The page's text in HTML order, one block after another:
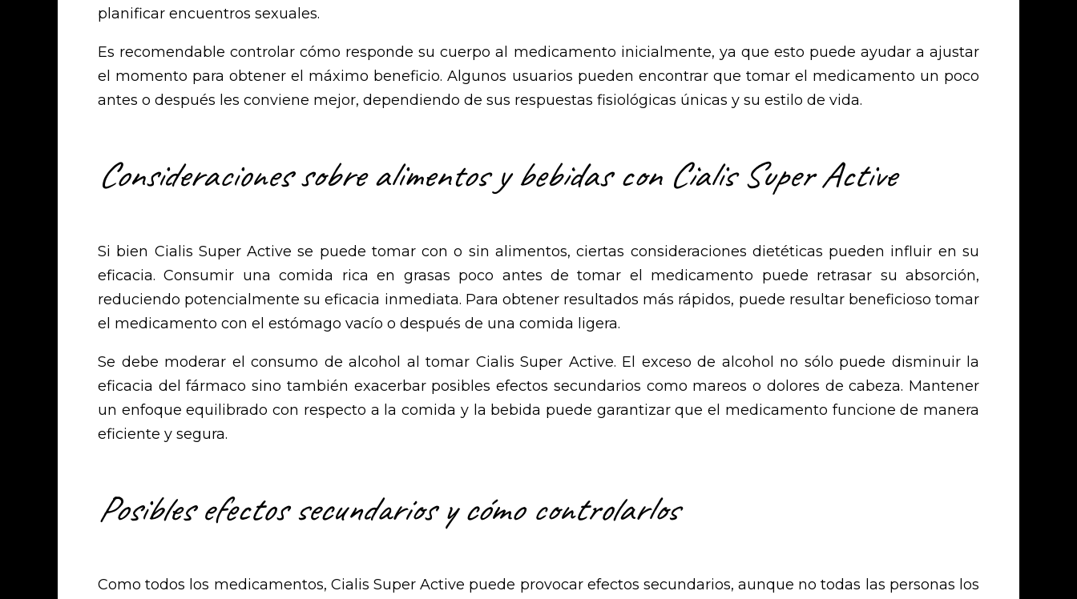
planificar encuentros sexuales.
Es recomendable controlar cómo responde su cuerpo al medicamento inicialmente, ya que esto puede ayudar a ajustar
el momento para obtener el máximo beneficio. Algunos usuarios pueden encontrar que tomar el medicamento un poco
antes o después les conviene mejor, dependiendo de sus respuestas fisiológicas únicas y su estilo de vida.
Consideraciones sobre alimentos y bebidas con Cialis Super Active
Si bien Cialis Super Active se puede tomar con o sin alimentos, ciertas consideraciones dietéticas pueden influir en su
eficacia. Consumir una comida rica en grasas poco antes de tomar el medicamento puede retrasar su absorción,
reduciendo potencialmente su eficacia inmediata. Para obtener resultados más rápidos, puede resultar beneficioso tomar
el medicamento con el estómago vacío o después de una comida ligera.
Se debe moderar el consumo de alcohol al tomar Cialis Super Active. El exceso de alcohol no sólo puede disminuir la
eficacia del fármaco sino también exacerbar posibles efectos secundarios como mareos o dolores de cabeza. Mantener
un enfoque equilibrado con respecto a la comida y la bebida puede garantizar que el medicamento funcione de manera
eficiente y segura.
Posibles efectos secundarios y cómo controlarlos
Como todos los medicamentos, Cialis Super Active puede provocar efectos secundarios, aunque no todas las personas los